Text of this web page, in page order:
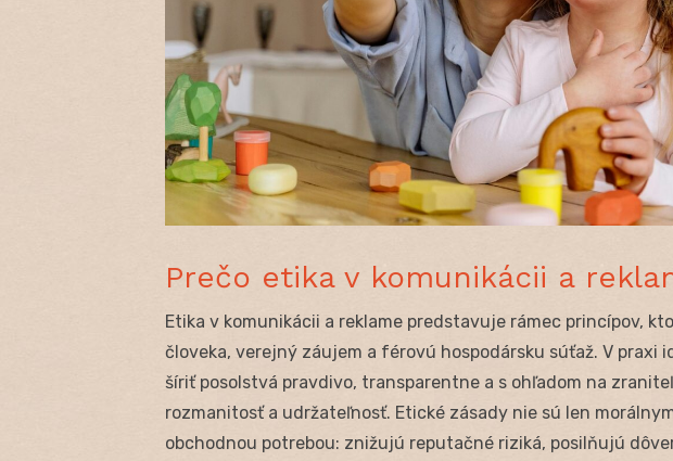
Prečo etika v komunikácii a
Etika v komunikácii a reklame predstavuje rámec princípov,
človeka, verejný záujem a férovú hospodársku súťaž. V praxi
šíriť posolstvá pravdivo, transparentne a s ohľadom na
rozmanitosť a udržateľnosť. Etické zásady nie sú len
obchodnou potrebou: znižujú reputačné riziká, posilňujú